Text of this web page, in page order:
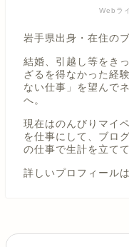
Webラ
岩手県出身・在住のブ
結婚、引越し等をき
ざるを得なかった経
ない仕事」を望んで
へ。
現在はのんびりマイ
を仕事にして、ブロ
の仕事で生計を立てて
詳しいプロフィールは